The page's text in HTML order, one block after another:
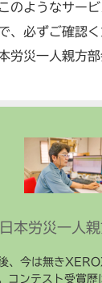
のようなサー
、必ずご確認
労災一人親方
本労災一人
、今は無き
コンテスト受賞歴